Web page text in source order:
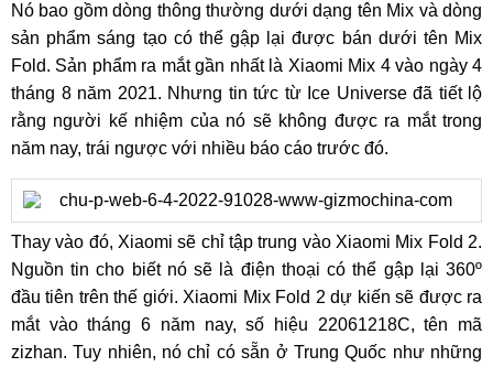
Nó bao gồm dòng thông thường dưới dạng tên Mix và dòng
sản phẩm sáng tạo có thể gập lại được bán dưới tên Mix
Fold. Sản phẩm ra mắt gần nhất là Xiaomi Mix 4 vào ngày 4
tháng 8 năm 2021. Nhưng tin tức từ Ice Universe đã tiết lộ
rằng người kế nhiệm của nó sẽ không được ra mắt trong
năm nay, trái ngược với nhiều báo cáo trước đó.
Thay vào đó, Xiaomi sẽ chỉ tập trung vào Xiaomi Mix Fold 2.
Nguồn tin cho biết nó sẽ là điện thoại có thể gập lại 360º
đầu tiên trên thế giới. Xiaomi Mix Fold 2 dự kiến sẽ được ra
mắt vào tháng 6 năm nay, số hiệu 22061218C, tên mã
zizhan. Tuy nhiên, nó chỉ có sẵn ở Trung Quốc như những